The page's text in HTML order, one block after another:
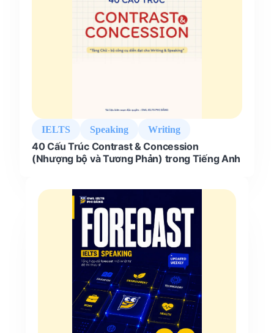
IELTS Speaking Writing
40 Cấu Trúc Contrast & Concession
(Nhượng bộ và Tương Phản) trong Tiếng Anh